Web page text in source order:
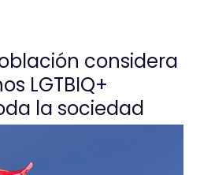
considera
LGTBIQ+
la sociedad